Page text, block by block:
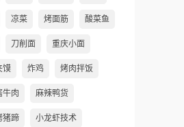
凉菜 烤面筋 酸菜鱼
刀削面 重庆小面
馍 炸鸡 烤肉拌饭
牛肉 麻辣鸭货
猪蹄 小龙虾技术